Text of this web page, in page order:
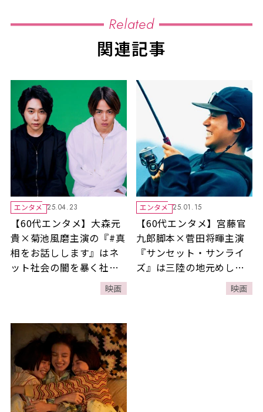
Related
関連記事
エンタメ 25.04.23
【60代エンタメ】大森元
貴×菊池風磨主演の『#真
相をお話しします』はネ
ット社会の闇を暴く社会
映画
エンタメ 25.01.15
【60代エンタメ】宮藤官
九郎脚本×菅田将暉主演
『サンセット・サンライ
ズ』は三陸の地元めしが
多数登場する“笑い泣映画